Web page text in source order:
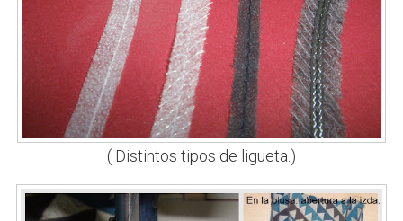
( Distintos tipos de ligueta.)